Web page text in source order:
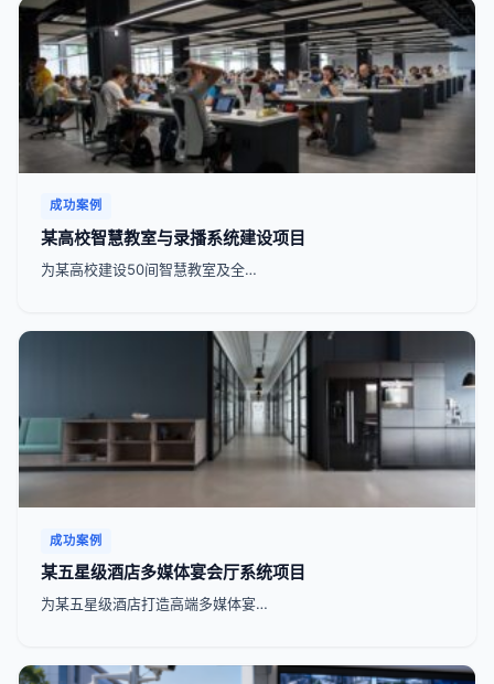
成功案例
某高校智慧教室与录播系统建设项目
为某高校建设50间智慧教室及全…
成功案例
某五星级酒店多媒体宴会厅系统项目
为某五星级酒店打造高端多媒体宴…